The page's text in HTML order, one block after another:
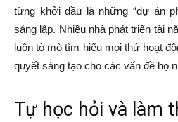
từng khởi đầu là những “dự án
sáng lập. Nhiều nhà phát triển tài
luôn tò mò tìm hiểu mọi thứ hoạt
quyết sáng tạo cho các vấn đề họ
Tự học hỏi và làm